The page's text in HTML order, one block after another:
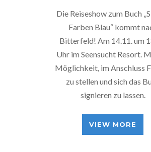
Die Reiseshow zum Buch
Farben Blau“ kommt
Bitterfeld! Am 14.11. um
Uhr im Seensucht Resort.
Möglichkeit, im Anschluss
zu stellen und sich das
signieren zu lassen.
VIEW MORE